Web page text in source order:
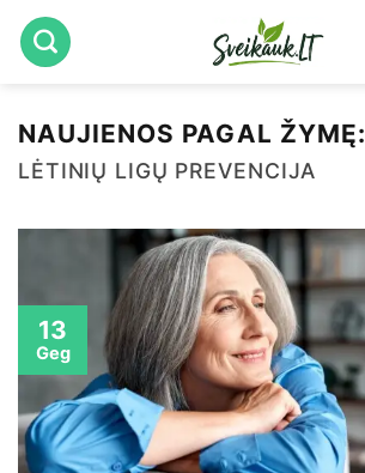
Skip
to
NAUJIENOS PAGAL ŽYMĘ:
LĖTINIŲ LIGŲ PREVENCIJA
13
Geg